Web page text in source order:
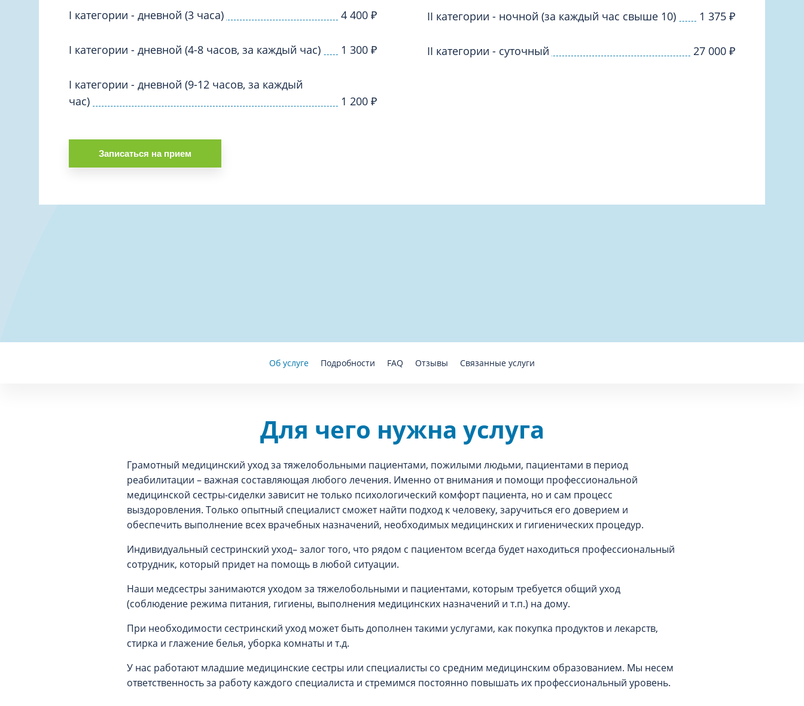
I категории - дневной (3 часа) 4 400 ₽
I категории - дневной (4-8 часов, за каждый час) 1 300 ₽
I категории - дневной (9-12 часов, за каждый
час)
1 200 ₽
II категории - ночной (за каждый час свыше 10) 1 375 ₽
II категории - суточный 27 000 ₽
Записаться на прием
Об услуге Подробности FAQ Отзывы Связанные услуги
Для чего нужна услуга
Грамотный медицинский уход за тяжелобольными пациентами, пожилыми людьми, пациентами в период
реабилитации – важная составляющая любого лечения. Именно от внимания и помощи профессиональной
медицинской сестры-сиделки зависит не только психологический комфорт пациента, но и сам процесс
выздоровления. Только опытный специалист сможет найти подход к человеку, заручиться его доверием и
обеспечить выполнение всех врачебных назначений, необходимых медицинских и гигиенических процедур.
Индивидуальный сестринский уход– залог того, что рядом с пациентом всегда будет находиться профессиональный
сотрудник, который придет на помощь в любой ситуации.
Наши медсестры занимаются уходом за тяжелобольными и пациентами, которым требуется общий уход
(соблюдение режима питания, гигиены, выполнения медицинских назначений и т.п.) на дому.
При необходимости сестринский уход может быть дополнен такими услугами, как покупка продуктов и лекарств,
стирка и глажение белья, уборка комнаты и т.д.
У нас работают младшие медицинские сестры или специалисты со средним медицинским образованием. Мы несем
ответственность за работу каждого специалиста и стремимся постоянно повышать их профессиональный уровень.